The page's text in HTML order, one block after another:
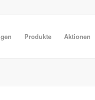
Produkte Aktionen